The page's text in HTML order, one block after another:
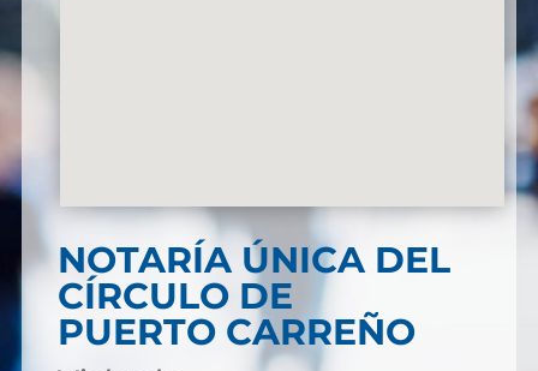
NOTARÍA ÚNICA DEL
CÍRCULO DE
PUERTO CARREÑO